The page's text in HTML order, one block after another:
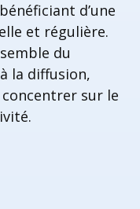
d’une
et régulière.
du
la diffusion,
sur le